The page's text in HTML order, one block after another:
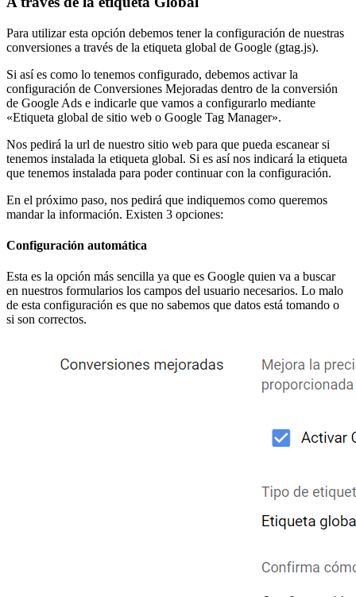
Para utilizar esta opción debemos tener la configuración de nuestras
conversiones a través de la etiqueta global de Google (gtag.js).
Si así es como lo tenemos configurado, debemos activar la
configuración de Conversiones Mejoradas dentro de la conversión
de Google Ads e indicarle que vamos a configurarlo mediante
«Etiqueta global de sitio web o Google Tag Manager».
Nos pedirá la url de nuestro sitio web para que pueda escanear si
tenemos instalada la etiqueta global. Si es así nos indicará la etiqueta
que tenemos instalada para poder continuar con la configuración.
En el próximo paso, nos pedirá que indiquemos como queremos
mandar la información. Existen 3 opciones:
Configuración automática
Esta es la opción más sencilla ya que es Google quien va a buscar
en nuestros formularios los campos del usuario necesarios. Lo malo
de esta configuración es que no sabemos que datos está tomando o
si son correctos.